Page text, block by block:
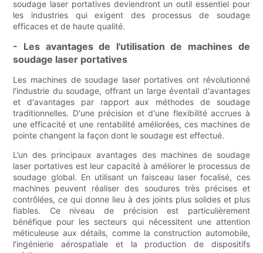
soudage laser portatives deviendront un outil essentiel pour
les industries qui exigent des processus de soudage
efficaces et de haute qualité.
- Les avantages de l'utilisation de machines de
soudage laser portatives
Les machines de soudage laser portatives ont révolutionné
l'industrie du soudage, offrant un large éventail d'avantages
et d'avantages par rapport aux méthodes de soudage
traditionnelles. D'une précision et d'une flexibilité accrues à
une efficacité et une rentabilité améliorées, ces machines de
pointe changent la façon dont le soudage est effectué.
L’un des principaux avantages des machines de soudage
laser portatives est leur capacité à améliorer le processus de
soudage global. En utilisant un faisceau laser focalisé, ces
machines peuvent réaliser des soudures très précises et
contrôlées, ce qui donne lieu à des joints plus solides et plus
fiables. Ce niveau de précision est particulièrement
bénéfique pour les secteurs qui nécessitent une attention
méticuleuse aux détails, comme la construction automobile,
l’ingénierie aérospatiale et la production de dispositifs